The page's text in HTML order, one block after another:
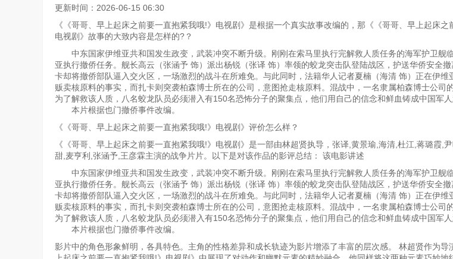
更新时间：2026-06-15 06:30
《《哥哥、早上起床之前要一直抱紧我哦!》电视剧》是根据一个真实故事改编的，那《《哥哥、早上起床之
电视剧》故事的大致内容是怎样的?？
中东国家伊维亚共和国发生政变，武装冲突不断升级。刚刚在索马里执行完解救人质任务的海军护卫舰
亚执行撤侨任务。舰长高云（张涵予 饰）派出杨锐（张译 饰）率领的蛟龙突击队登陆战区，护送华侨安全
卡却将撤侨部队逼入交火区，一场激烈的战斗在所难免。与此同时，法籍华人记者夏楠（海清 饰）正在伊维
贩卖核原料的事实，而扎卡则突袭柏森博士所在的公司，意图抢走核原料。混战中，一名隶属柏森博士公司
为了解救该人质，八名蛟龙队员必须潜入有150名恐怖分子的聚集点，他们用自己的信念和鲜血铸成中国军人
本片根据也门撤侨事件改编。
《《哥哥、早上起床之前要一直抱紧我哦!》电视剧》评价怎么样？
《《哥哥、早上起床之前要一直抱紧我哦!》电视剧》是一部由林超贤执导，张译,黄景瑜,海清,杜江,蒋璐霞,
甜,麦亨利,张涵予,王彦霖主演的战争片片。以下是对该作品的影评总结： 该电影讲述
中东国家伊维亚共和国发生政变，武装冲突不断升级。刚刚在索马里执行完解救人质任务的海军护卫舰
亚执行撤侨任务。舰长高云（张涵予 饰）派出杨锐（张译 饰）率领的蛟龙突击队登陆战区，护送华侨安全
卡却将撤侨部队逼入交火区，一场激烈的战斗在所难免。与此同时，法籍华人记者夏楠（海清 饰）正在伊维
贩卖核原料的事实，而扎卡则突袭柏森博士所在的公司，意图抢走核原料。混战中，一名隶属柏森博士公司
为了解救该人质，八名蛟龙队员必须潜入有150名恐怖分子的聚集点，他们用自己的信念和鲜血铸成中国军人
本片根据也门撤侨事件改编。
影片中的角色形象鲜明，各具特色。主角的性格差异和成长轨迹为影片增添了丰富的层次感。 林超贤作为导